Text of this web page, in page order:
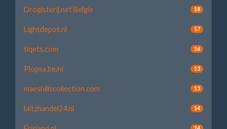
Drogisterij.net Belgie 18
Lightdepot.nl 17
tiqets.com 16
Plopsa.be/nl 15
maeshillscollection.com 15
blitzhandel24.nl 14